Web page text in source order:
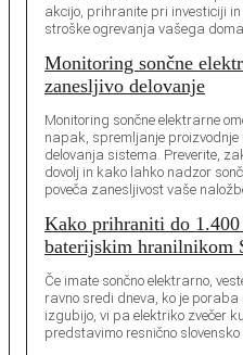
akcijo, prihranite pri investiciji
stroške ogrevanja vašega
Monitoring sončne
zanesljivo delovanje
Monitoring sončne elektrarne
napak, spremljanje
delovanja sistema. Preverite,
dovolj in kako lahko nadzor
poveča zanesljivost vaše
Kako prihraniti do
baterijskim hranilnikom
Če imate sončno elektrarno,
ravno sredi dneva, ko je
izgubijo, vi pa elektriko zvečer
predstavimo resnično